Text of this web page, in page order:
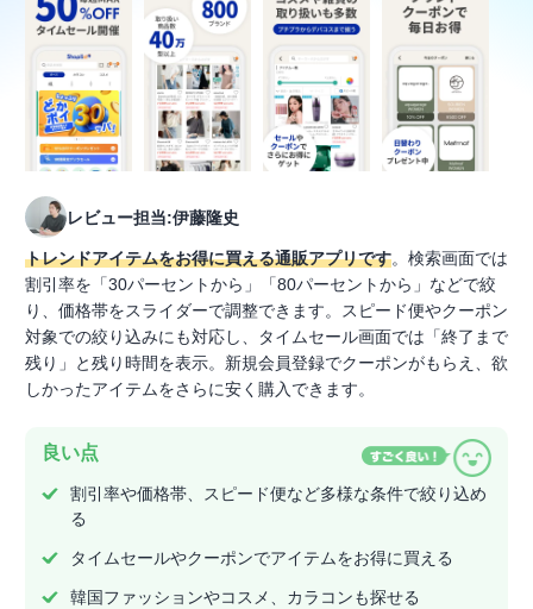
レビュー担当:伊藤隆史
トレンドアイテムをお得に買える通販アプリです。検索画面では
割引率を「30パーセントから」「80パーセントから」などで絞
り、価格帯をスライダーで調整できます。スピード便やクーポン
対象での絞り込みにも対応し、タイムセール画面では「終了まで
残り」と残り時間を表示。新規会員登録でクーポンがもらえ、欲
しかったアイテムをさらに安く購入できます。
良い点
割引率や価格帯、スピード便など多様な条件で絞り込め
る
タイムセールやクーポンでアイテムをお得に買える
韓国ファッションやコスメ、カラコンも探せる